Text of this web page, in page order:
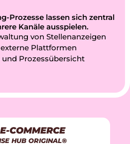
Prozesse lassen sich zentral
Kanäle ausspielen.
von Stellenanzeigen
Plattformen
Prozessübersicht
E-COMMERCE
HUB ORIGINAL®